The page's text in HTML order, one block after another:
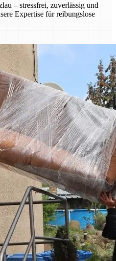
– stressfrei, zuverlässig und
Expertise für reibungslose